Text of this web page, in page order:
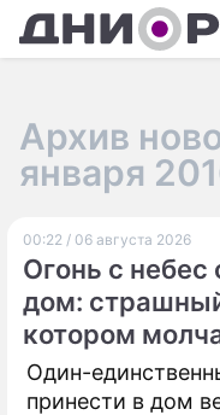
Архив
января
00:22 / 06 августа 2026
Огонь с
дом:
котором
Один-
принести в дом